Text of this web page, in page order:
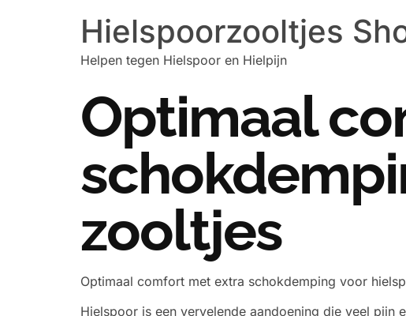
Hielspoorzooltjes
Helpen tegen Hielspoor en Hielpijn
Optimaal
zooltjes
Optimaal comfort met extra schokdemping voor
Hielspoor is een vervelende aandoening die veel